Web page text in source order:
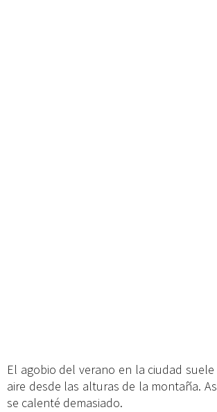
El agobio del verano en la ciudad
aire desde las alturas de la montaña.
se calenté demasiado.